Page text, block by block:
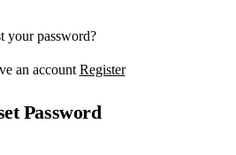
your password?
an account Register
Password